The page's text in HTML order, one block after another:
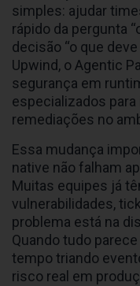
simples: ajudar
rápido da pergunta
decisão “o que
Upwind, o Agentic
segurança em
especializados
remediações no
Essa mudança
native não falham
Muitas equipes já
vulnerabilidades,
problema está na
Quando tudo
tempo triando
risco real em